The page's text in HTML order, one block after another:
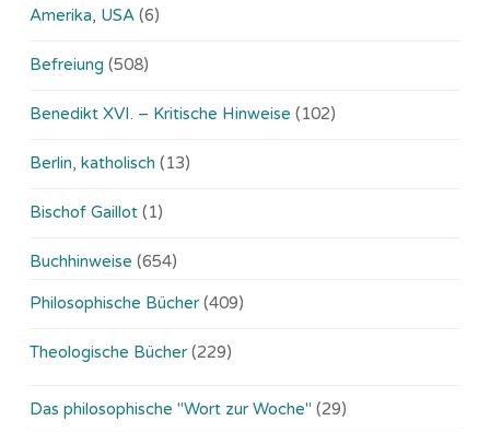
Amerika, USA (6)
Befreiung (508)
Benedikt XVI. – Kritische Hinweise (102)
Berlin, katholisch (13)
Bischof Gaillot (1)
Buchhinweise (654)
Philosophische Bücher (409)
Theologische Bücher (229)
Das philosophische "Wort zur Woche" (29)